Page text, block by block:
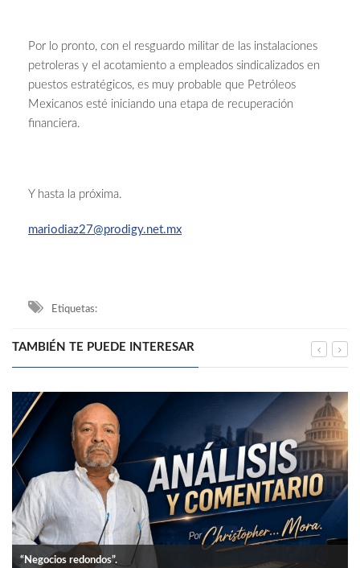
Por lo pronto, con el resguardo militar de las instalaciones
petroleras y el acotamiento a empleados sindicalizados en
puestos estratégicos, es muy probable que Petróleos
Mexicanos esté iniciando una etapa de recuperación
financiera.
Y hasta la próxima.
mariodiaz27@prodigy.net.mx
Etiquetas:
TAMBIÉN TE PUEDE INTERESAR
“Negocios redondos”.